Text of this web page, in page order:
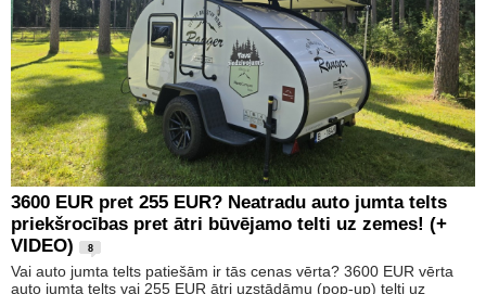
3600 EUR pret 255 EUR? Neatradu auto jumta telts
priekšrocības pret ātri būvējamo telti uz zemes! (+
VIDEO)
8
Vai auto jumta telts patiešām ir tās cenas vērta? 3600 EUR vērta
auto jumta telts vai 255 EUR ātri uzstādāmu (pop-up) telti uz